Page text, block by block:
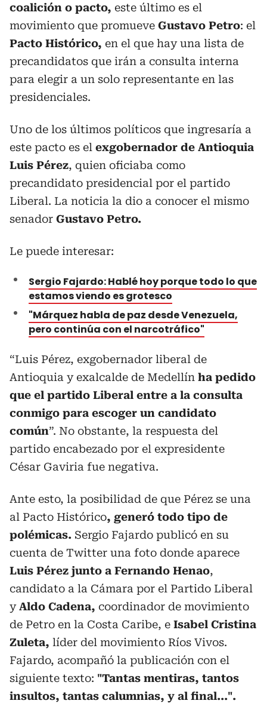
coalición o pacto, este último es el
movimiento que promueve Gustavo Petro: el
Pacto Histórico, en el que hay una lista de
precandidatos que irán a consulta interna
para elegir a un solo representante en las
presidenciales.
Uno de los últimos políticos que ingresaría a
este pacto es el exgobernador de Antioquia
Luis Pérez, quien oficiaba como
precandidato presidencial por el partido
Liberal. La noticia la dio a conocer el mismo
senador Gustavo Petro.
Le puede interesar:
Sergio Fajardo: Hablé hoy porque todo lo que
estamos viendo es grotesco
"Márquez habla de paz desde Venezuela,
pero continúa con el narcotráfico"
“Luis Pérez, exgobernador liberal de
Antioquia y exalcalde de Medellín ha pedido
que el partido Liberal entre a la consulta
conmigo para escoger un candidato
común”. No obstante, la respuesta del
partido encabezado por el expresidente
César Gaviria fue negativa.
Ante esto, la posibilidad de que Pérez se una
al Pacto Histórico, generó todo tipo de
polémicas. Sergio Fajardo publicó en su
cuenta de Twitter una foto donde aparece
Luis Pérez junto a Fernando Henao,
candidato a la Cámara por el Partido Liberal
yAldo Cadena, coordinador de movimiento
de Petro en la Costa Caribe, e Isabel Cristina
Zuleta, líder del movimiento Ríos Vivos.
Fajardo, acompañó la publicación con el
siguiente texto: "Tantas mentiras, tantos
insultos, tantas calumnias, y al final...".